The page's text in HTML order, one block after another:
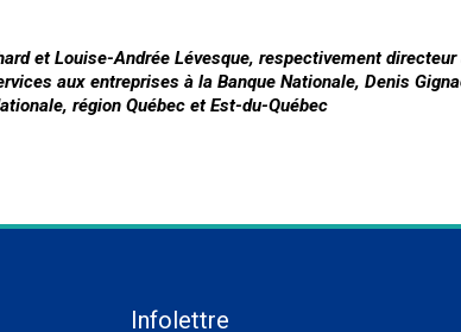
et Louise-Andrée Lévesque, respectivement
aux entreprises à la Banque Nationale, Denis
région Québec et Est-du-Québec
Infolettre